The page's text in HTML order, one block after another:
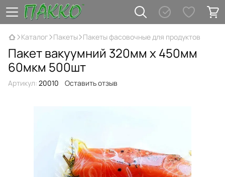
Каталог Пакеты Пакеты фасовочные для продуктов
Пакет вакуумний 320мм х 450мм
60мкм 500шт
Артикул: 20010 Оставить отзыв